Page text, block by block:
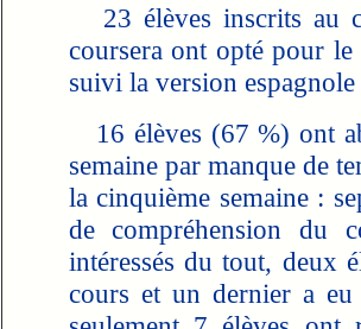
23 élèves inscrits au
coursera ont opté pour
suivi la version
16 élèves (67 %) ont
semaine par manque de
la cinquième semaine :
de compréhension du
intéressés du tout, deux
cours et un dernier a